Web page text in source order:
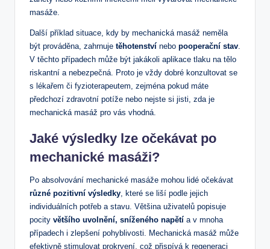
masáže.
Další‍ příklad situace, kdy by mechanická⁣ masáž neměla
být prováděna, zahrnuje těhotenství ⁣nebo pooperační stav.
V těchto případech může být‌ jakákoli aplikace tlaku na tělo
‍riskantní a‌ nebezpečná. Proto ⁢je⁣ vždy dobré konzultovat se⁢
s lékařem‍ či ⁤fyzioterapeutem,⁢ zejména pokud máte
předchozí zdravotní potíže nebo nejste si jisti, zda ​je
mechanická masáž pro vás vhodná.
Jaké‌ výsledky ⁣lze očekávat po‍
mechanické masáži?
Po⁣ absolvování mechanické ​masáže ⁣mohou lidé očekávat ⁤
různé pozitivní ⁢výsledky,‌ které se liší ⁢podle‌ jejich ​
individuálních‌ potřeb a stavu. Většina uživatelů popisuje
pocity většího uvolnění, sníženého napětí a ‌v mnoha
případech i zlepšení ‍pohyblivosti. ⁤Mechanická masáž‌ může
efektivně⁤ stimulovat prokrvení, což​ přispívá k regeneraci